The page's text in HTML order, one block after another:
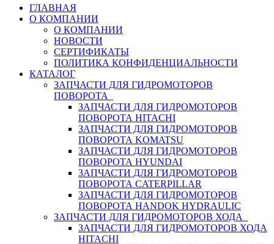
ГЛАВНАЯ
О КОМПАНИИ
О КОМПАНИИ
НОВОСТИ
СЕРТИФИКАТЫ
ПОЛИТИКА КОНФИДЕНЦИАЛЬНОСТИ
КАТАЛОГ
ЗАПЧАСТИ ДЛЯ ГИДРОМОТОРОВ
ПОВОРОТА
ЗАПЧАСТИ ДЛЯ ГИДРОМОТОРОВ
ПОВОРОТА HITACHI
ЗАПЧАСТИ ДЛЯ ГИДРОМОТОРОВ
ПОВОРОТА KOMATSU
ЗАПЧАСТИ ДЛЯ ГИДРОМОТОРОВ
ПОВОРОТА HYUNDAI
ЗАПЧАСТИ ДЛЯ ГИДРОМОТОРОВ
ПОВОРОТА CATERPILLAR
ЗАПЧАСТИ ДЛЯ ГИДРОМОТОРОВ
ПОВОРОТА HANDOK HYDRAULIC
ЗАПЧАСТИ ДЛЯ ГИДРОМОТОРОВ ХОДА
ЗАПЧАСТИ ДЛЯ ГИДРОМОТОРОВ ХОДА
HITACHI